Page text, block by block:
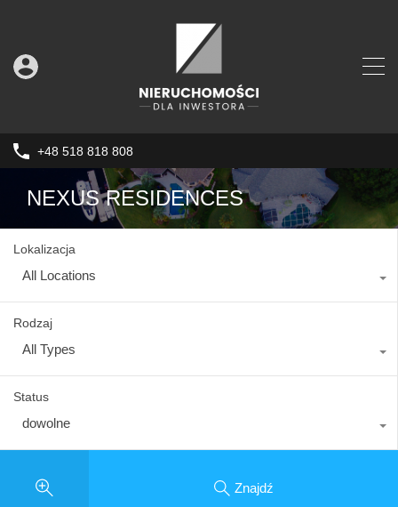
+48 518 818 808
NEXUS RESIDENCES
Lokalizacja
All Locations
Rodzaj
All Types
Status
dowolne
Znajdź